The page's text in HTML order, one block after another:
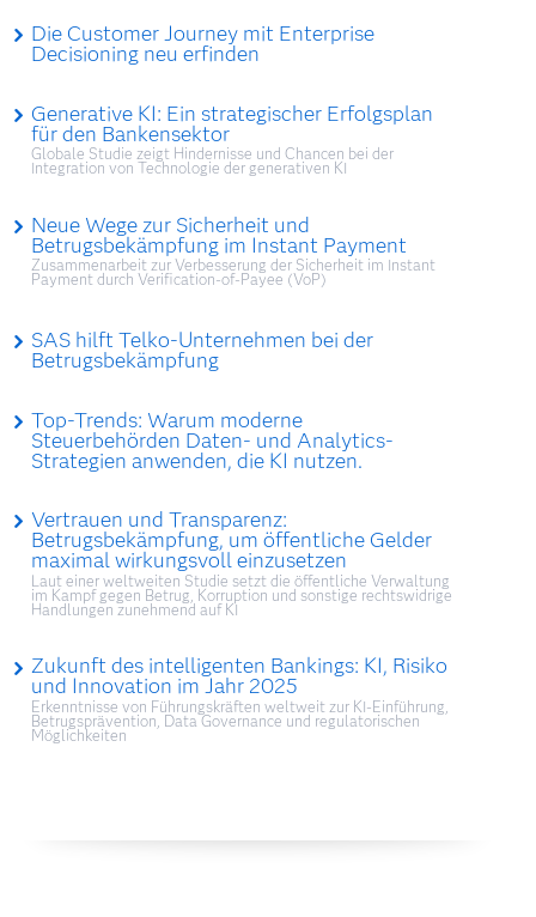
Die Customer Journey mit Enterprise
Decisioning neu erfinden
Generative KI: Ein strategischer Erfolgsplan
für den Bankensektor
Globale Studie zeigt Hindernisse und Chancen bei der
Integration von Technologie der generativen KI
Neue Wege zur Sicherheit und
Betrugsbekämpfung im Instant Payment
Zusammenarbeit zur Verbesserung der Sicherheit im Instant
Payment durch Verification-of-Payee (VoP)
SAS hilft Telko-Unternehmen bei der
Betrugsbekämpfung
Top-Trends: Warum moderne
Steuerbehörden Daten- und Analytics-
Strategien anwenden, die KI nutzen.
Vertrauen und Transparenz:
Betrugsbekämpfung, um öffentliche Gelder
maximal wirkungsvoll einzusetzen
Laut einer weltweiten Studie setzt die öffentliche Verwaltung
im Kampf gegen Betrug, Korruption und sonstige rechtswidrige
Handlungen zunehmend auf KI
Zukunft des intelligenten Bankings: KI, Risiko
und Innovation im Jahr 2025
Erkenntnisse von Führungskräften weltweit zur KI-Einführung,
Betrugsprävention, Data Governance und regulatorischen
Möglichkeiten